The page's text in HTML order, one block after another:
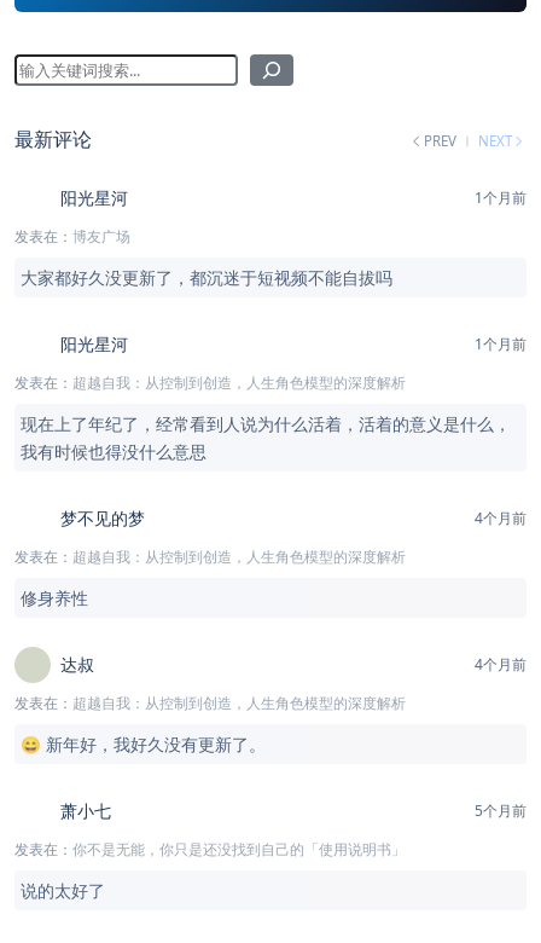
最新评论 PREV NEXT
阳光星河
1个月前
发表在： 博友广场
大家都好久没更新了，都沉迷于短视频不能自拔吗
阳光星河
1个月前
发表在： 超越自我：从控制到创造，人生角色模型的深度解析
现在上了年纪了，经常看到人说为什么活着，活着的意义是什么，
我有时候也得没什么意思
梦不见的梦
4个月前
发表在： 超越自我：从控制到创造，人生角色模型的深度解析
修身养性
达叔
4个月前
发表在： 超越自我：从控制到创造，人生角色模型的深度解析
😄 新年好，我好久没有更新了。
萧小七
5个月前
发表在： 你不是无能，你只是还没找到自己的「使用说明书」
说的太好了